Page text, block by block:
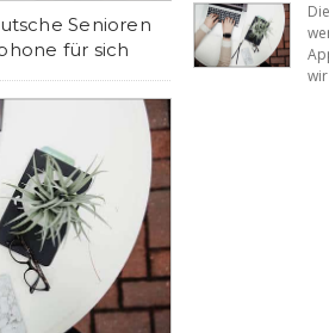
Senioren
für sich